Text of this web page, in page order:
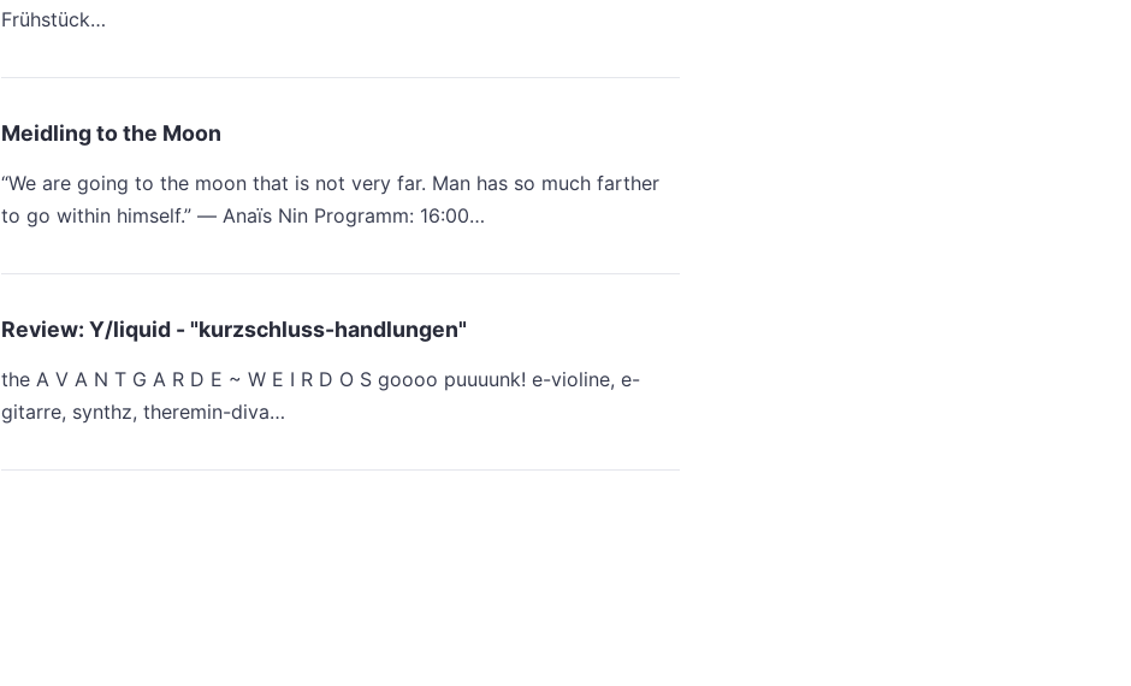
Frühstück…
Meidling to the Moon
“We are going to the moon that is not very far. Man has so much farther
to go within himself.” ― Anaïs Nin Programm: 16:00…
Review: Y/liquid - "kurzschluss-handlungen"
the A V A N T G A R D E ~ W E I R D O S goooo puuuunk! e-violine, e-
gitarre, synthz, theremin-diva…